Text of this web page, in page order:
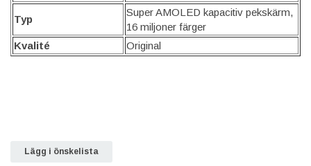
Typ
Super AMOLED kapacitiv pekskärm,
16 miljoner färger
Kvalité
Original
Lägg i önskelista